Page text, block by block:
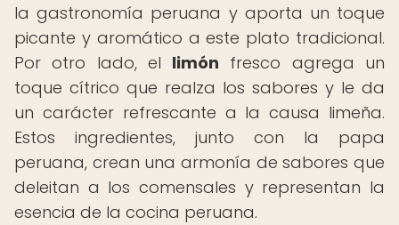
la gastronomía peruana y aporta un toque
picante y aromático a este plato tradicional.
Por otro lado, el limón fresco agrega un
toque cítrico que realza los sabores y le da
un carácter refrescante a la causa limeña.
Estos ingredientes, junto con la papa
peruana, crean una armonía de sabores que
deleitan a los comensales y representan la
esencia de la cocina peruana.